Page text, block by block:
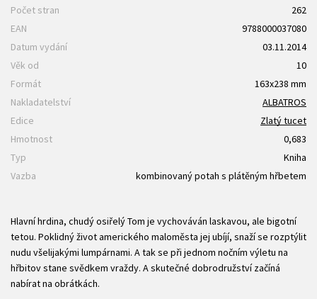
Počet stran
262
EAN
9788000037080
Datum vydání
03.11.2014
Věk od
10
Formát
163x238 mm
Nakladatelství
ALBATROS
Edice
Zlatý tucet
Hmotnost
0,683
Typ
Kniha
Vazba
kombinovaný potah s plátěným hřbetem
Hlavní hrdina, chudý osiřelý Tom je vychováván laskavou, ale bigotní
tetou. Poklidný život amerického maloměsta jej ubíjí, snaží se rozptýlit
nudu všelijakými lumpárnami. A tak se při jednom nočním výletu na
hřbitov stane svědkem vraždy. A skutečné dobrodružství začíná
nabírat na obrátkách.